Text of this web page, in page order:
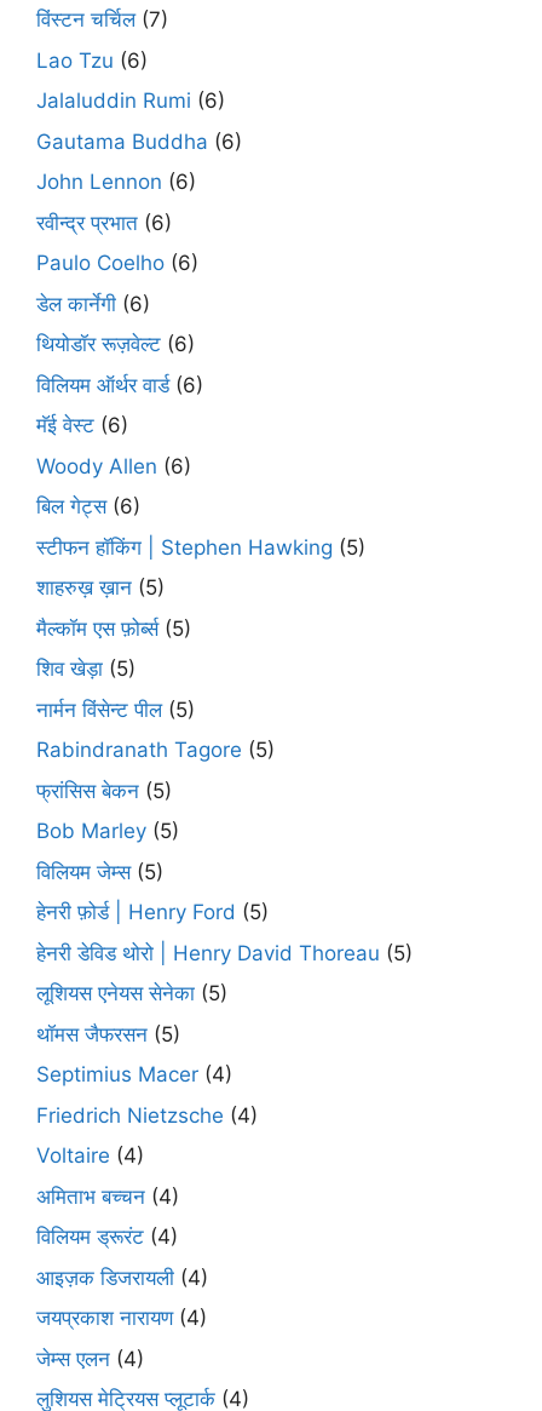
विंस्टन चर्चिल(7)
Lao Tzu (6)
Jalaluddin Rumi (6)
Gautama Buddha (6)
John Lennon (6)
रवीन्द्र प्रभात (6)
Paulo Coelho (6)
डेल कार्नेगी (6)
थियोडॉर रूज़वेल्ट (6)
विलियम ऑर्थर वार्ड(6)
मॅई वेस्ट (6)
Woody Allen (6)
बिल गेट्स(6)
स्टीफन हॉकिंग | Stephen Hawking (5)
शाहरुख़ ख़ान (5)
मैल्कॉम एस फ़ोर्ब्स(5)
शिव खेड़ा (5)
नार्मन विंसेन्ट पील(5)
Rabindranath Tagore (5)
फ्रांसिस बेकन (5)
Bob Marley (5)
विलियम जेम्स(5)
हेनरी फ़ोर्ड | Henry Ford (5)
हेनरी डेविड थोरो | Henry David Thoreau (5)
लूशियस एनेयस सेनेका (5)
थॉमस जैफरसन (5)
Septimius Macer (4)
Friedrich Nietzsche (4)
Voltaire (4)
अमिताभ बच्चन (4)
विलियम ड्रूरंट (4)
आइज़क डिजरायली (4)
जयप्रकाश नारायण(4)
जेम्स एलन (4)
लुशियस मेट्रियस प्लूटार्क (4)